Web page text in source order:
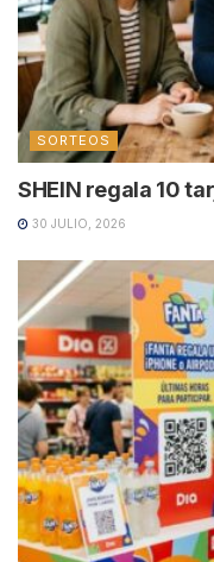
SORTEOS
SHEIN regala 10
30 JULIO, 2026